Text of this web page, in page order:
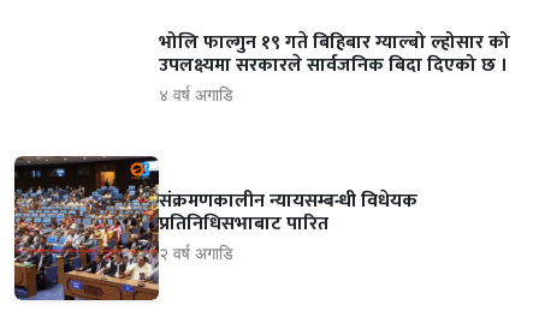
भोलि फाल्गुन १९ गते बिहिबार ग्याल्बो ल्होसार को
उपलक्ष्यमा सरकारले सार्वजनिक बिदा दिएको छ ।
४ वर्ष अगाडि
संक्रमणकालीन न्यायसम्बन्धी विधेयक
प्रतिनिधिसभाबाट पारित
२ वर्ष अगाडि